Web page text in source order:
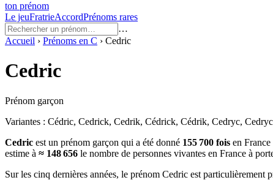
ton prénom
Le jeuFratrieAccordPrénoms rares
…
Accueil › Prénoms en C › Cedric
Cedric
Prénom garçon
Variantes : Cédric, Cedrick, Cedrik, Cédrick, Cédrik, Cedryc,
Cedric est un prénom garçon qui a été donné 155 700 fois en France
estime à ≈ 148 656 le nombre de personnes vivantes en France à
Sur les cinq dernières années, le prénom Cedric est particulièrement